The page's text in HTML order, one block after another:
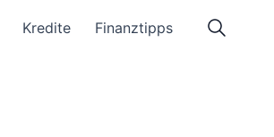
Kredite Finanztipps